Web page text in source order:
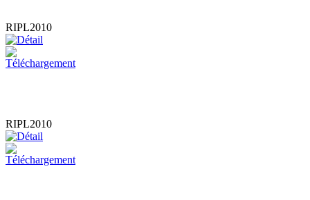
RIPL2010
RIPL2010